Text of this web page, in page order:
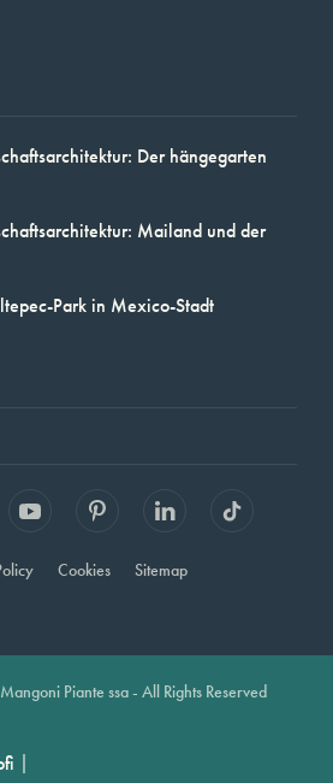
Der hängegarten
Mailand und der
Park in Mexico-Stadt
Cookies Sitemap
Piante ssa - All Rights Reserved
|